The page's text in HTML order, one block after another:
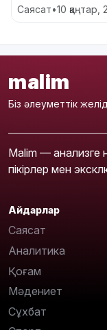
Саясат•10 қаңтар,
malim
Біз әлеуметтік
Malim — анализге
пікірлер мен
Айдарлар
Саясат
Аналитика
Қоғам
Мәдениет
Сұхбат